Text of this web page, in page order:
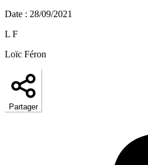
Date : 28/09/2021
L F
Loïc Féron
Partager